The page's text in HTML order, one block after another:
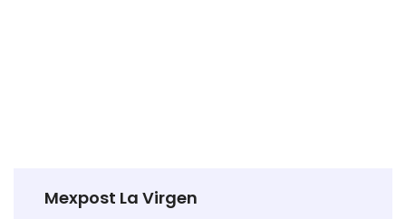
Mexpost La Virgen